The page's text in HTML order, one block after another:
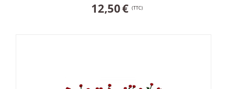
12,50€ (TTC)